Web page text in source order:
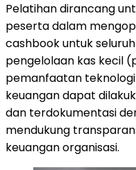
Pelatihan dirancang
peserta dalam
cashbook untuk
pengelolaan kas kecil
pemanfaatan
keuangan dapat
dan terdokumentasi
mendukung
keuangan organisasi.